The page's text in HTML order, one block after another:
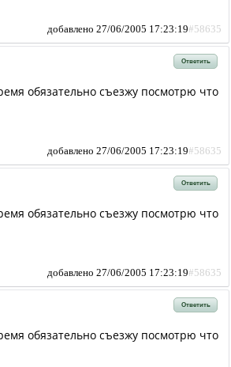
добавлено 27/06/2005 17:23:19#58635
Ответить
обязательно съезжу посмотрю что
добавлено 27/06/2005 17:23:19#58635
Ответить
обязательно съезжу посмотрю что
добавлено 27/06/2005 17:23:19#58635
Ответить
обязательно съезжу посмотрю что